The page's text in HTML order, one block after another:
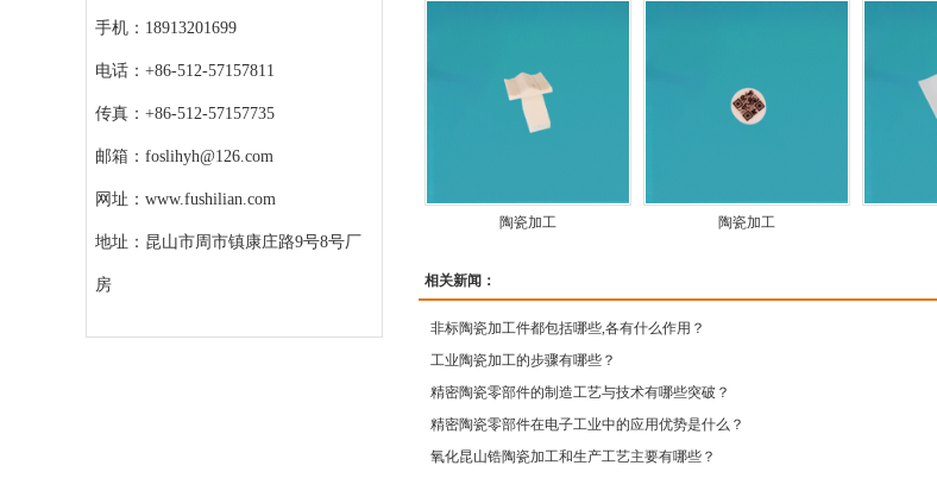
手机：18913201699
电话：+86-512-57157811
传真：+86-512-57157735
邮箱：foslihyh@126.com
网址：www.fushilian.com
地址：昆山市周市镇康庄路9号8号厂
房
陶瓷加工 陶瓷加工
相关新闻：
非标陶瓷加工件都包括哪些,各有什么作用？
工业陶瓷加工的步骤有哪些？
精密陶瓷零部件的制造工艺与技术有哪些突破？
精密陶瓷零部件在电子工业中的应用优势是什么？
氧化昆山锆陶瓷加工和生产工艺主要有哪些？